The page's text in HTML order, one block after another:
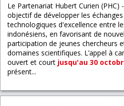
Le Partenariat Hubert Curien (PHC) -
objectif de développer les
technologiques d'excellence entre
indonésiens, en favorisant de
participation de jeunes chercheurs
domaines scientifiques. L’appel à
ouvert et court jusqu'au 30
présent...